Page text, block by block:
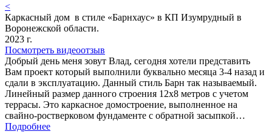
<
Каркасный дом в стиле «Барнхаус» в КП Изумрудный в
Воронежской области.
2023 г.
Посмотреть видеоотзыв
Добрый день меня зовут Влад, сегодня хотели представить
Вам проект который выполнили буквально месяца 3-4 назад и
сдали в эксплуатацию. Данный стиль Барн так называемый.
Линейный размер данного строения 12х8 метров с учетом
террасы. Это каркасное домостроение, выполненное на
свайно-ростверковом фундаменте с обратной засыпкой…
Подробнее